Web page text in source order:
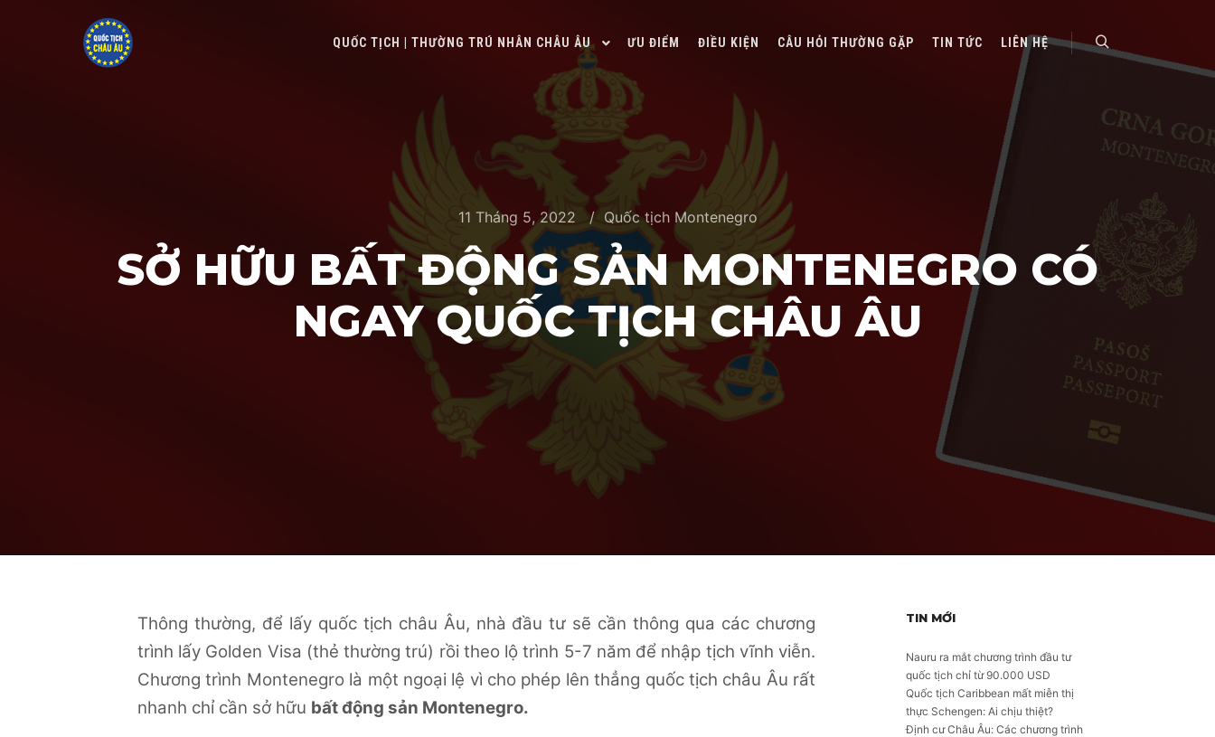
QUỐC TỊCH | THƯỜNG TRÚ NHÂN CHÂU ÂU ƯU ĐIỂM ĐIỀU KIỆN CÂU HỎI THƯỜNG GẶP TIN TỨC LIÊN HỆ
Search
11 Tháng 5, 2022 Quốc tịch Montenegro
SỞ HỮU BẤT ĐỘNG SẢN MONTENEGRO CÓ
NGAY QUỐC TỊCH CHÂU ÂU
Thông thường, để lấy quốc tịch châu Âu, nhà đầu tư sẽ cần thông qua các chương
trình lấy Golden Visa (thẻ thường trú) rồi theo lộ trình 5-7 năm để nhập tịch vĩnh viễn.
Chương trình Montenegro là một ngoại lệ vì cho phép lên thẳng quốc tịch châu Âu rất
nhanh chỉ cần sở hữu bất động sản Montenegro.
TIN MỚI
Nauru ra mắt chương trình đầu tư
quốc tịch chỉ từ 90.000 USD
Quốc tịch Caribbean mất miễn thị
thực Schengen: Ai chịu thiệt?
Định cư Châu Âu: Các chương trình